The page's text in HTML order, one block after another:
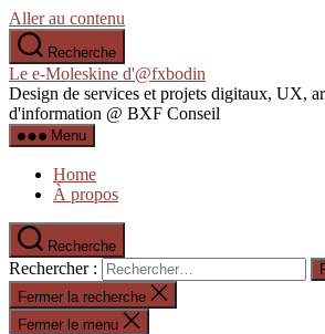
Aller au contenu
Recherche
Le e-Moleskine d'@fxbodin
Design de services et projets digitaux, UX,
d'information @ BXF Conseil
Menu
Home
À propos
Recherche
Rechercher :
Fermer la recherche
Fermer le menu